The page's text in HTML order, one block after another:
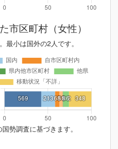
市区町村（女性）
最小は国外の2人です。
勢調査に基づきます。